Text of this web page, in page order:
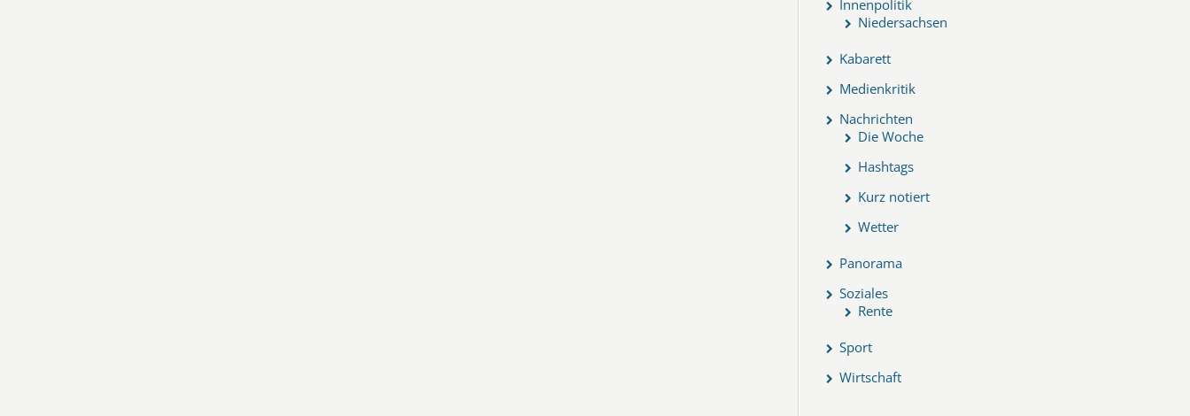
Innenpolitik
Niedersachsen
Kabarett
Medienkritik
Nachrichten
Die Woche
Hashtags
Kurz notiert
Wetter
Panorama
Soziales
Rente
Sport
Wirtschaft